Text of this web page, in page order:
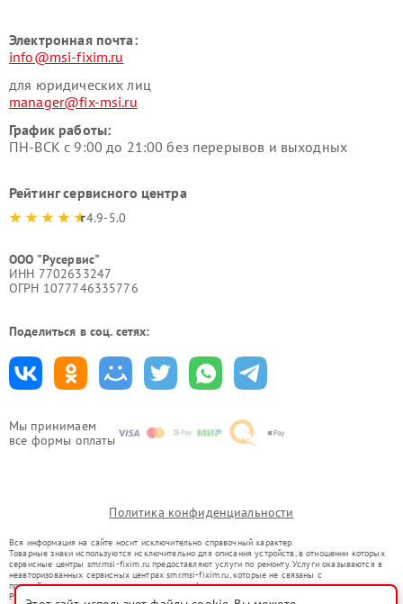
Мы принимаем
все формы оплаты
Электронная почта:
info@msi-fixim.ru
для юридических лиц
manager@fix-msi.ru
График работы:
ПН-ВСК с 9:00 до 21:00 без перерывов и выходных
Рейтинг сервисного центра
4.9-5.0
ООО "Русервис"
ИНН 7702633247
ОГРН 1077746335776
Поделиться в соц. сетях:
Политика конфиденциальности
Вся информация на сайте носит исключительно справочный характер.
Товарные знаки используются исключительно для описания устройств, в отношении которых
сервисные центры smr.msi-fixim.ru предоставляют услуги по ремонту. Услуги оказываются в
неавторизованных сервисных центрах smr.msi-fixim.ru, которые не связаны с
правообладателями товарных знаков или их официальными представителями.
Ремонт осуществляется для устройств, уже введенных в гражданский оборот в соответствии